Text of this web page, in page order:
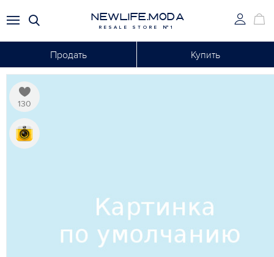
NEWLIFE.MODA
RESALE STORE №1
Продать Купить
130